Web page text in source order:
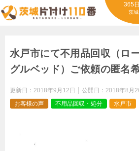
365
茨
水戸市にて不用品回収（ロ
グルベッド）ご依頼の匿名
更新日： 2018年9月12日 公開日： 2018年8月
お客様の声
不用品回収・処分 水戸市